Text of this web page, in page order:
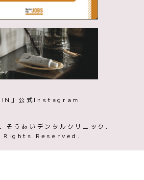
」公式Instagram
うあいデンタルクリニック.
Rights Reserved.